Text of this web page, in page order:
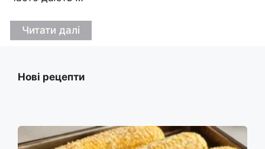
Читати далі
Нові рецепти